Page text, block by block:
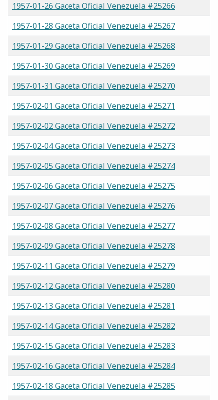
1957-01-26 Gaceta Oficial Venezuela #25266
1957-01-28 Gaceta Oficial Venezuela #25267
1957-01-29 Gaceta Oficial Venezuela #25268
1957-01-30 Gaceta Oficial Venezuela #25269
1957-01-31 Gaceta Oficial Venezuela #25270
1957-02-01 Gaceta Oficial Venezuela #25271
1957-02-02 Gaceta Oficial Venezuela #25272
1957-02-04 Gaceta Oficial Venezuela #25273
1957-02-05 Gaceta Oficial Venezuela #25274
1957-02-06 Gaceta Oficial Venezuela #25275
1957-02-07 Gaceta Oficial Venezuela #25276
1957-02-08 Gaceta Oficial Venezuela #25277
1957-02-09 Gaceta Oficial Venezuela #25278
1957-02-11 Gaceta Oficial Venezuela #25279
1957-02-12 Gaceta Oficial Venezuela #25280
1957-02-13 Gaceta Oficial Venezuela #25281
1957-02-14 Gaceta Oficial Venezuela #25282
1957-02-15 Gaceta Oficial Venezuela #25283
1957-02-16 Gaceta Oficial Venezuela #25284
1957-02-18 Gaceta Oficial Venezuela #25285